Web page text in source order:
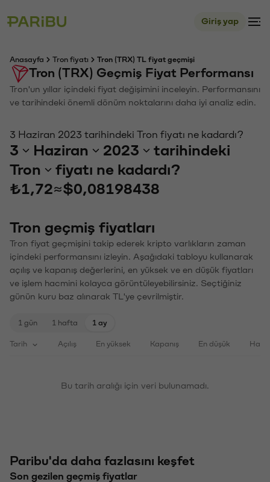
Giriş yap
Anasayfa Tron fiyatı Tron (TRX) TL fiyat geçmişi
Tron (TRX) Geçmiş Fiyat Performansı
Tron'un yıllar içindeki fiyat değişimini inceleyin. Performansını
ve tarihindeki önemli dönüm noktalarını daha iyi analiz edin.
3 Haziran 2023 tarihindeki Tron fiyatı ne kadardı?
3 Haziran 2023
tarihindeki
Tron
fiyatı ne kadardı?
₺1,72≈$0,08198438
Tron geçmiş fiyatları
Tron fiyat geçmişini takip ederek kripto varlıkların zaman
içindeki performansını izleyin. Aşağıdaki tabloyu kullanarak
açılış ve kapanış değerlerini, en yüksek ve en düşük fiyatları
ve işlem hacmini kolayca görüntüleyebilirsiniz. Seçtiğiniz
günün kuru baz alınarak TL'ye çevrilmiştir.
1 gün 1 hafta 1 ay
Tarih Açılış En yüksek Kapanış En düşük
Bu tarih aralığı için veri bulunamadı.
Paribu'da daha fazlasını keşfet
Son gezilen geçmiş fiyatlar